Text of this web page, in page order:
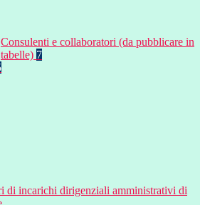
Consulenti e collaboratori (da pubblicare in
tabelle) 7
di incarichi dirigenziali amministrativi di